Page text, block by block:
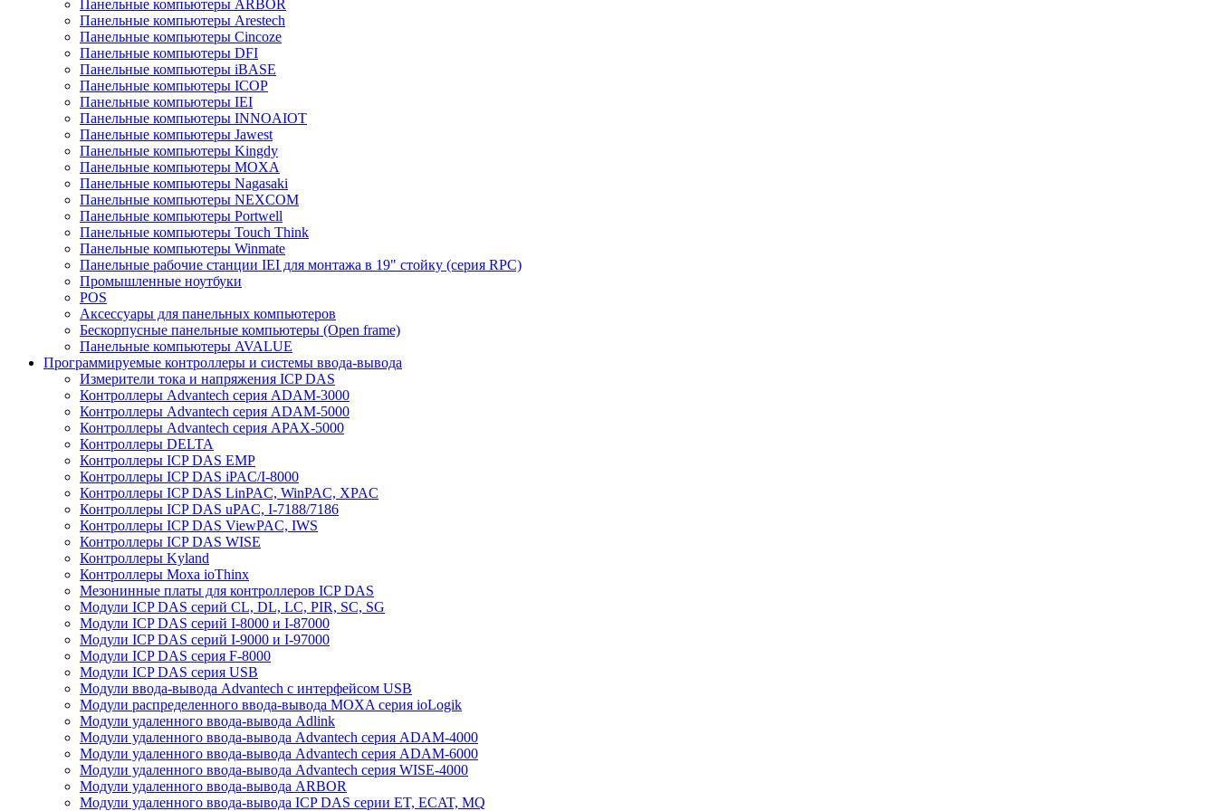
Панельные компьютеры ARBOR
Панельные компьютеры Arestech
Панельные компьютеры Cincoze
Панельные компьютеры DFI
Панельные компьютеры iBASE
Панельные компьютеры ICOP
Панельные компьютеры IEI
Панельные компьютеры INNOAIOT
Панельные компьютеры Jawest
Панельные компьютеры Kingdy
Панельные компьютеры MOXA
Панельные компьютеры Nagasaki
Панельные компьютеры NEXCOM
Панельные компьютеры Portwell
Панельные компьютеры Touch Think
Панельные компьютеры Winmate
Панельные рабочие станции IEI для монтажа в 19" стойку (серия RPC)
Промышленные ноутбуки
POS
Аксессуары для панельных компьютеров
Бескорпусные панельные компьютеры (Open frame)
Панельные компьютеры AVALUE
Программируемые контроллеры и системы ввода-вывода
Измерители тока и напряжения ICP DAS
Контроллеры Advantech серия ADAM-3000
Контроллеры Advantech серия ADAM-5000
Контроллеры Advantech серия APAX-5000
Контроллеры DELTA
Контроллеры ICP DAS EMP
Контроллеры ICP DAS iPAC/I-8000
Контроллеры ICP DAS LinPAC, WinPAC, XPAC
Контроллеры ICP DAS uPAC, I-7188/7186
Контроллеры ICP DAS ViewPAC, IWS
Контроллеры ICP DAS WISE
Контроллеры Kyland
Контроллеры Moxa ioThinx
Мезонинные платы для контроллеров ICP DAS
Модули ICP DAS серий CL, DL, LC, PIR, SC, SG
Модули ICP DAS серий I-8000 и I-87000
Модули ICP DAS серий I-9000 и I-97000
Модули ICP DAS серия F-8000
Модули ICP DAS серия USB
Модули ввода-вывода Advantech с интерфейсом USB
Модули распределенного ввода-вывода MOXA серия ioLogik
Модули удаленного ввода-вывода Adlink
Модули удаленного ввода-вывода Advantech серия ADAM-4000
Модули удаленного ввода-вывода Advantech серия ADAM-6000
Модули удаленного ввода-вывода Advantech серия WISE-4000
Модули удаленного ввода-вывода ARBOR
Модули удаленного ввода-вывода ICP DAS серии ET, ECAT, MQ